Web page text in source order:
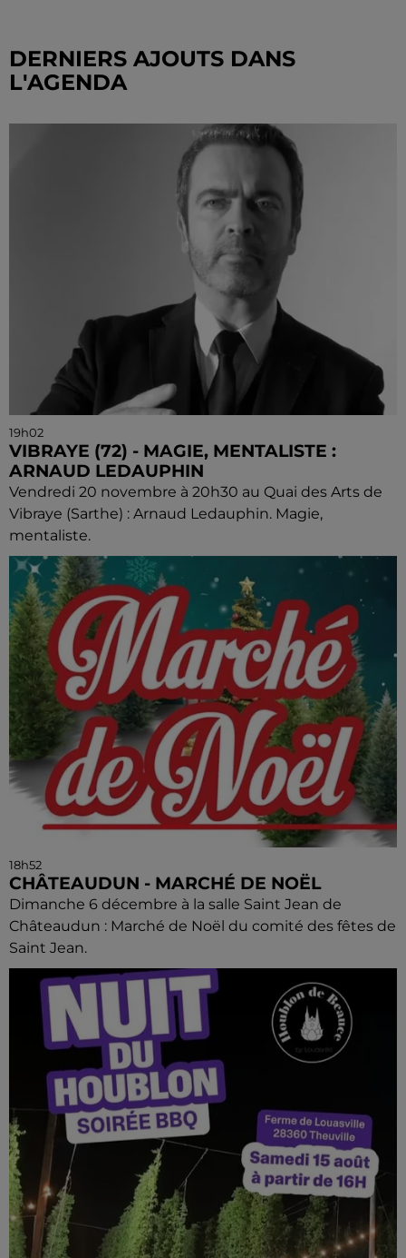
DERNIERS AJOUTS DANS
L'AGENDA
19h02
VIBRAYE (72) - MAGIE, MENTALISTE :
ARNAUD LEDAUPHIN
Vendredi 20 novembre à 20h30 au Quai des Arts de
Vibraye (Sarthe) : Arnaud Ledauphin. Magie,
mentaliste.
18h52
CHÂTEAUDUN - MARCHÉ DE NOËL
Dimanche 6 décembre à la salle Saint Jean de
Châteaudun : Marché de Noël du comité des fêtes de
Saint Jean.